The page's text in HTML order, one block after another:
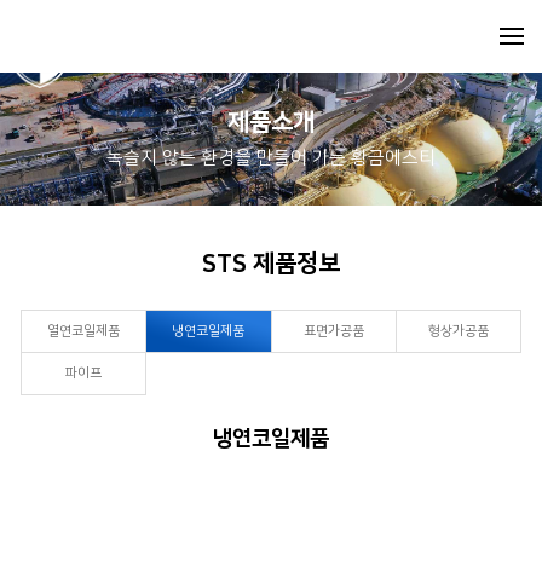
제품소개
녹슬지 않는 환경을 만들어 가는 황금에스티
STS 제품정보
열연코일제품 냉연코일제품 표면가공품 형상가공품
파이프
냉연코일제품